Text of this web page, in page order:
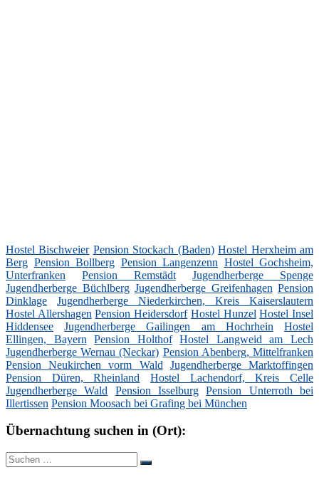
Hostel Bischweier Pension Stockach (Baden) Hostel Herxheim am
Berg Pension Bollberg Pension Langenzenn Hostel Gochsheim,
Unterfranken
Pension Remstädt
Jugendherberge Spenge
Jugendherberge Büchlberg Jugendherberge Greifenhagen Pension
Dinklage
Jugendherberge Niederkirchen, Kreis Kaiserslautern
Hostel Allershagen Pension Heidersdorf Hostel Hunzel Hostel Insel
Hiddensee
Jugendherberge Gailingen am Hochrhein
Hostel
Ellingen, Bayern
Pension Holthof
Hostel Langweid am Lech
Jugendherberge Wernau (Neckar) Pension Abenberg, Mittelfranken
Pension Neukirchen vorm Wald
Jugendherberge Marktoffingen
Pension Düren, Rheinland
Hostel Lachendorf, Kreis Celle
Jugendherberge Wald
Pension Isselburg
Pension Unterroth bei
Illertissen Pension Moosach bei Grafing bei München
Übernachtung suchen in (Ort):
Suche
nach:
Suchen